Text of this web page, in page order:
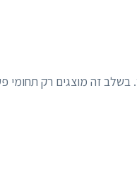
בשלב זה מוצגים רק תחומי